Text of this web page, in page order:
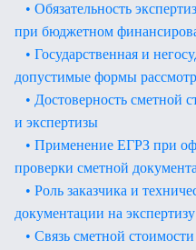
• Обязательность
при бюджетном
• Государственная и
допустимые формы
• Достоверность сметной
и экспертизы
• Применение ЕГРЗ при
проверки сметной
• Роль заказчика и
документации на экспертизу
• Связь сметной